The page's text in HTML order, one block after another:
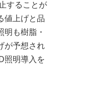
することが
値上げと品
も樹脂・
が予想され
照明導入を